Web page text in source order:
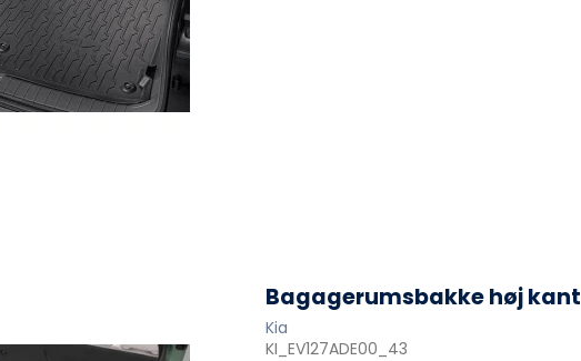
Niro EV
Picanto MY25
Bagagerumsbakke høj kant
Kia
KI_EV127ADE00_43